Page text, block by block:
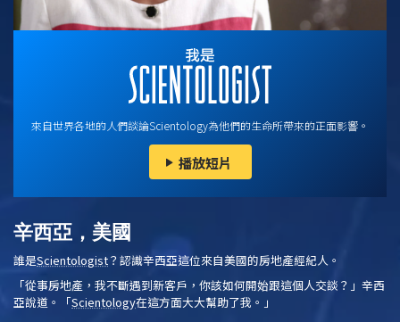
來自世界各地的人們談論Scientology為他們的生命所帶來的正面影響。
播放短片
辛西亞，美國
誰是Scientologist？認識辛西亞這位來自美國的房地產經紀人。
「從事房地產，我不斷遇到新客戶，你該如何開始跟這個人交談？」辛西
亞說道。「Scientology在這方面大大幫助了我。」